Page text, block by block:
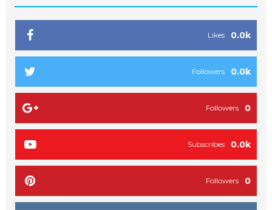
0.0k
Likes
0.0k
Followers
0
Followers
0.0k
Subscribes
0
Followers